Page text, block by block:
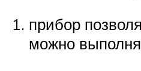
прибор
можно